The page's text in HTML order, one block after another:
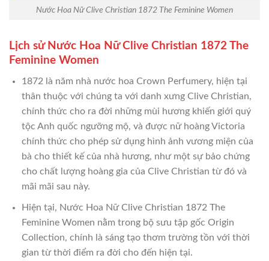
Nước Hoa Nữ Clive Christian 1872 The Feminine Women
Lịch sử Nước Hoa Nữ Clive Christian 1872 The
Feminine Women
1872 là năm nhà nước hoa Crown Perfumery, hiện tại
thân thuộc với chúng ta với danh xưng Clive Christian,
chính thức cho ra đời những mùi hương khiến giới quý
tộc Anh quốc ngưỡng mộ, và được nữ hoàng Victoria
chính thức cho phép sử dụng hình ảnh vương miện của
bà cho thiết kế của nhà hương, như một sự bảo chứng
cho chất lượng hoàng gia của Clive Christian từ đó và
mãi mãi sau này.
Hiện tại, Nước Hoa Nữ Clive Christian 1872 The
Feminine Women nằm trong bộ sưu tập gốc Origin
Collection, chính là sáng tạo thơm trường tồn với thời
gian từ thời điểm ra đời cho đến hiện tại.